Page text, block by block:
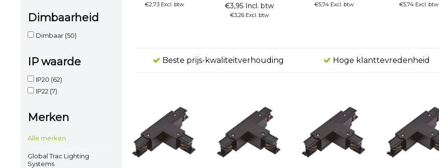
Dimbaarheid
Dimbaar (50)
IP waarde
IP20 (62)
IP22 (7)
Merken
Alle merken
Global Trac Lighting
Systems
€2,73 Excl. btw €3,95 Incl. btw
€3,26 Excl. btw
€5,74 Excl. btw €5,74 Excl. btw
Beste prijs-kwaliteitverhouding Hoge klanttevredenheid